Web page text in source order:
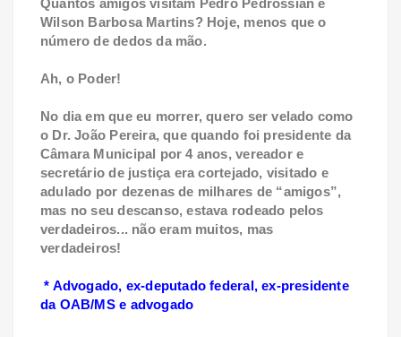
Wilson Barbosa Martins? Hoje, menos que o
número de dedos da mão.
Ah, o Poder!
No dia em que eu morrer, quero ser velado como
o Dr. João Pereira, que quando foi presidente da
Câmara Municipal por 4 anos, vereador e
secretário de justiça era cortejado, visitado e
adulado por dezenas de milhares de “amigos”,
mas no seu descanso, estava rodeado pelos
verdadeiros... não eram muitos, mas
verdadeiros!
* Advogado, ex-deputado federal, ex-presidente
da OAB/MS e advogado